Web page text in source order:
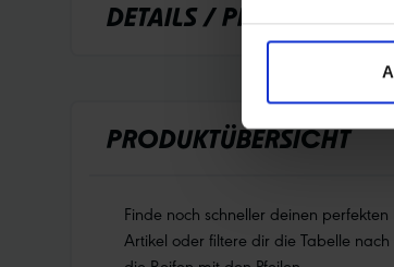
DETAILS /
PRODUKTÜBERSICHT
Finde noch schneller deinen
Artikel oder filtere dir die Tabelle